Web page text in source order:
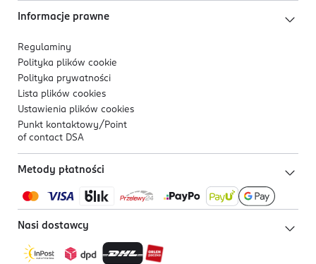
Informacje prawne
Regulaminy
Polityka plików cookie
Polityka prywatności
Lista plików cookies
Ustawienia plików cookies
Punkt kontaktowy/ Point
of contact DSA
Metody płatności
Nasi dostawcy